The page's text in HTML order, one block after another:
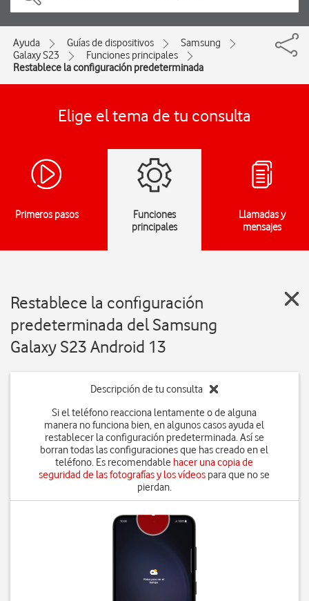
Ayuda Guías de dispositivos
Samsung
Galaxy S23
Funciones principales
Restablece la configuración predeterminada
Elige el tema de tu consulta
Primeros pasos
Funciones
principales
Llamadas y
mensajes
Restablece la configuración
predeterminada del Samsung
Galaxy S23 Android 13
Descripción de tu consulta
Si el teléfono reacciona lentamente o de alguna
manera no funciona bien, en algunos casos ayuda el
restablecer la configuración predeterminada. Así se
borran todas las configuraciones que has creado en el
teléfono. Es recomendable hacer una copia de
seguridad de las fotografías y los vídeos para que no se
pierdan.